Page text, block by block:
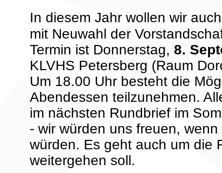
In diesem Jahr wollen wir
mit Neuwahl der
Termin ist Donnerstag, 8.
KLVHS Petersberg (Raum
Um 18.00 Uhr besteht die
Abendessen teilzunehmen.
im nächsten Rundbrief im
- wir würden uns freuen,
würden. Es geht auch um die
weitergehen soll.